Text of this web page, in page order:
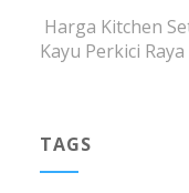
Harga Kitchen
Kayu Perkici
TAGS